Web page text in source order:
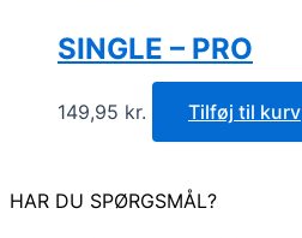
SINGLE – PRO
149,95 kr. Tilføj til kurv
HAR DU SPØRGSMÅL?